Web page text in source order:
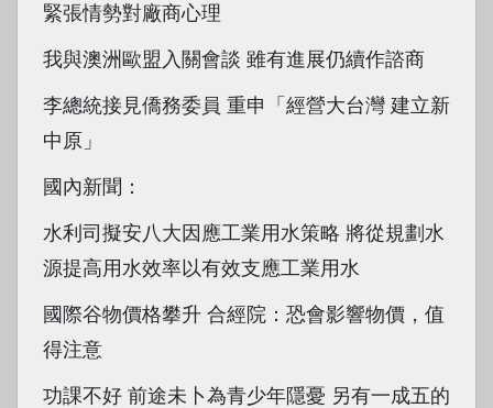
緊張情勢對廠商心理
我與澳洲歐盟入關會談 雖有進展仍續作諮商
李總統接見僑務委員 重申「經營大台灣 建立新
中原」
國內新聞：
水利司擬安八大因應工業用水策略 將從規劃水
源提高用水效率以有效支應工業用水
國際谷物價格攀升 合經院：恐會影響物價，值
得注意
功課不好 前途未卜為青少年隱憂 另有一成五的